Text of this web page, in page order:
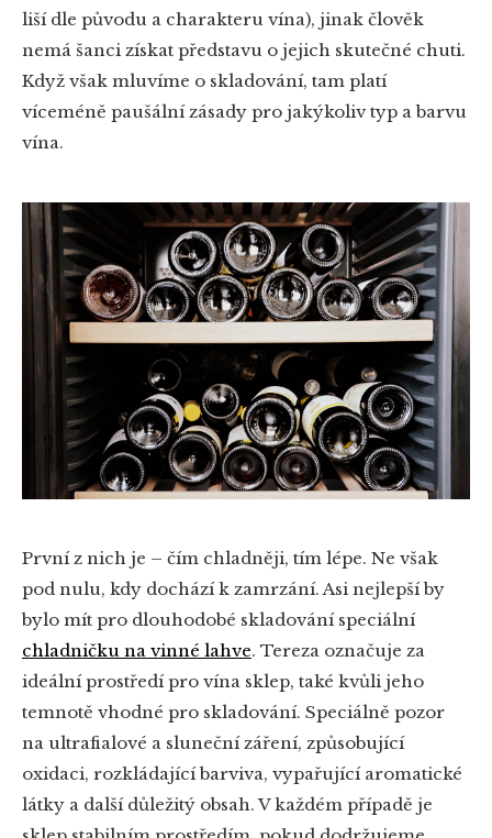
liší dle původu a charakteru vína), jinak člověk
nemá šanci získat představu o jejich skutečné chuti.
Když však mluvíme o skladování, tam platí
víceméně paušální zásady pro jakýkoliv typ a barvu
vína.
První z nich je – čím chladněji, tím lépe. Ne však
pod nulu, kdy dochází k zamrzání. Asi nejlepší by
bylo mít pro dlouhodobé skladování speciální
chladničku na vinné lahve. Tereza označuje za
ideální prostředí pro vína sklep, také kvůli jeho
temnotě vhodné pro skladování. Speciálně pozor
na ultrafialové a sluneční záření, způsobující
oxidaci, rozkládající barviva, vypařující aromatické
látky a další důležitý obsah. V každém případě je